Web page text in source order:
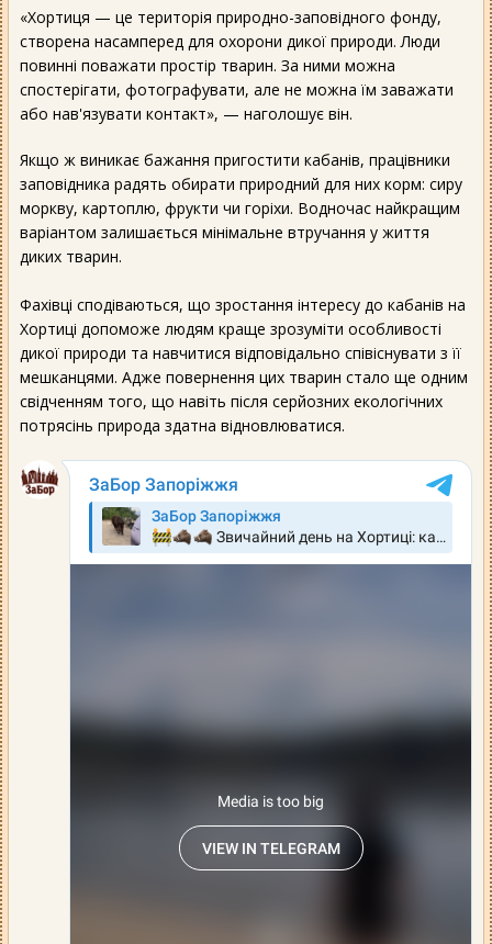
«Хортиця — це територія природно-заповідного фонду,
створена насамперед для охорони дикої природи. Люди
повинні поважати простір тварин. За ними можна
спостерігати, фотографувати, але не можна їм заважати
або нав'язувати контакт», — наголошує він.
Якщо ж виникає бажання пригостити кабанів, працівники
заповідника радять обирати природний для них корм: сиру
моркву, картоплю, фрукти чи горіхи. Водночас найкращим
варіантом залишається мінімальне втручання у життя
диких тварин.
Фахівці сподіваються, що зростання інтересу до кабанів на
Хортиці допоможе людям краще зрозуміти особливості
дикої природи та навчитися відповідально співіснувати з її
мешканцями. Адже повернення цих тварин стало ще одним
свідченням того, що навіть після серйозних екологічних
потрясінь природа здатна відновлюватися.